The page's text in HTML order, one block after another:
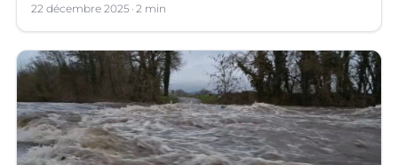
22 décembre 2025 2 min